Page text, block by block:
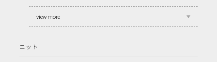
view more
ニット